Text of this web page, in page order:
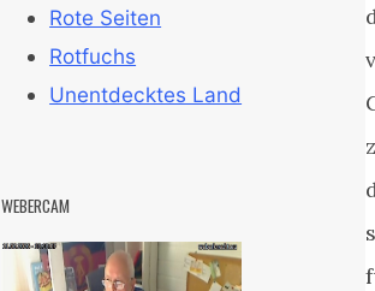
Rote Seiten
Rotfuchs
Unentdecktes Land
WEBERCAM